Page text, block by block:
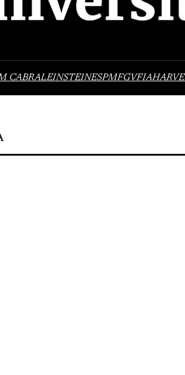
CABRALEINSTEINESPMFGVFIA